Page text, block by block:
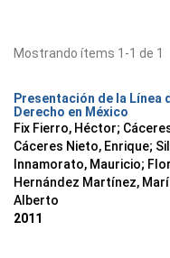
Mostrando ítems 1-1 de 1
Presentación de la Línea
Derecho en México
Fix Fierro, Héctor;
Cáceres Nieto, Enrique;
Innamorato, Mauricio;
Hernández Martínez,
Alberto
2011